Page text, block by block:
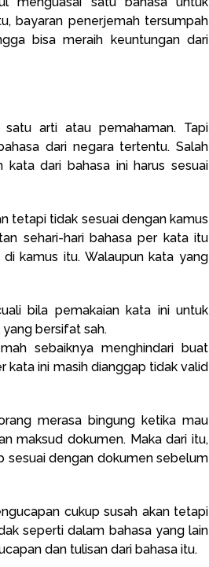
bayaran penerjemah tersumpah
bisa meraih keuntungan dari
arti atau pemahaman. Tapi
dari negara tertentu. Salah
kata dari bahasa ini harus sesuai
tetapi tidak sesuai dengan kamus
sehari-hari bahasa per kata itu
kamus itu. Walaupun kata yang
bila pemakaian kata ini untuk
bersifat sah.
sebaiknya menghindari buat
kata ini masih dianggap tidak valid
merasa bingung ketika mau
maksud dokumen. Maka dari itu,
sesuai dengan dokumen sebelum
cukup susah akan tetapi
seperti dalam bahasa yang lain
dan tulisan dari bahasa itu.